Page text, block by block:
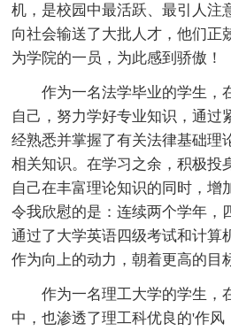
机，是校园中最活跃、最引人注
向社会输送了大批人才，他们正
为学院的一员，为此感到骄傲！
作为一名法学毕业的学生，
自己，努力学好专业知识，通过
经熟悉并掌握了有关法律基础理
相关知识。在学习之余，积极投
自己在丰富理论知识的同时，增
令我欣慰的是：连续两个学年，
通过了大学英语四级考试和计算
作为向上的动力，朝着更高的目
作为一名理工大学的学生，
中，也渗透了理工科优良的'作